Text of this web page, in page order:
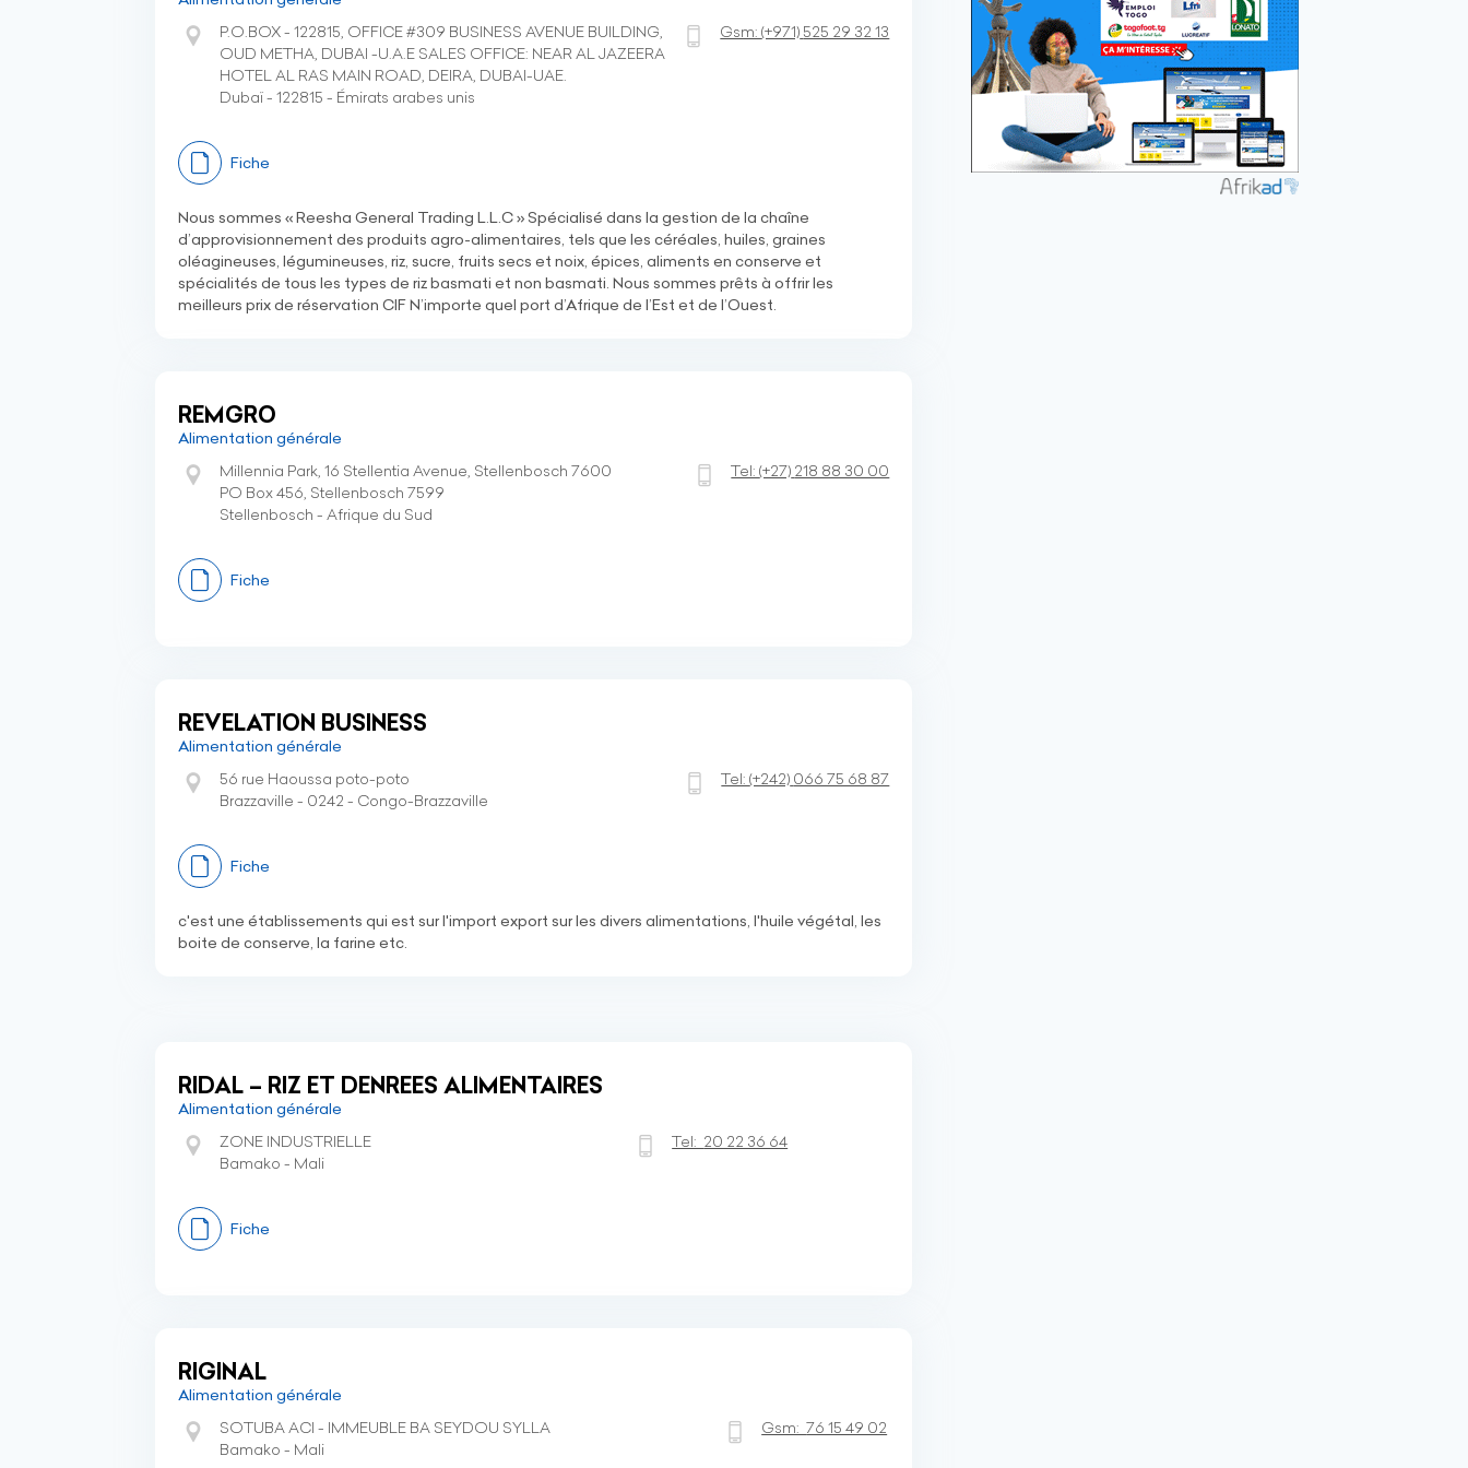
P.O.BOX - 122815, OFFICE #309 BUSINESS AVENUE BUILDING,
OUD METHA, DUBAI -U.A.E SALES OFFICE: NEAR AL JAZEERA
HOTEL AL RAS MAIN ROAD, DEIRA, DUBAI-UAE.
Dubaï - 122815 - Émirats arabes unis
Gsm:(+971) 525 29 32 13
Fiche
Nous sommes « Reesha General Trading L.L.C » Spécialisé dans la gestion de la chaîne
d’approvisionnement des produits agro-alimentaires, tels que les céréales, huiles, graines
oléagineuses, légumineuses, riz, sucre, fruits secs et noix, épices, aliments en conserve et
spécialités de tous les types de riz basmati et non basmati. Nous sommes prêts à offrir les
meilleurs prix de réservation CIF N’importe quel port d’Afrique de l’Est et de l’Ouest.
REMGRO
Alimentation générale
Millennia Park, 16 Stellentia Avenue, Stellenbosch 7600
PO Box 456, Stellenbosch 7599
Stellenbosch - Afrique du Sud
Tel:(+27) 218 88 30 00
Fiche
REVELATION BUSINESS
Alimentation générale
56 rue Haoussa poto-poto
Brazzaville - 0242 - Congo-Brazzaville
Tel:(+242) 066 75 68 87
Fiche
c'est une établissements qui est sur l'import export sur les divers alimentations, l'huile végétal, les
boite de conserve, la farine etc.
RIDAL – RIZ ET DENREES ALIMENTAIRES
Alimentation générale
ZONE INDUSTRIELLE
Bamako - Mali
Tel: 20 22 36 64
Fiche
RIGINAL
Alimentation générale
SOTUBA ACI - IMMEUBLE BA SEYDOU SYLLA
Bamako - Mali
Gsm:76 15 49 02